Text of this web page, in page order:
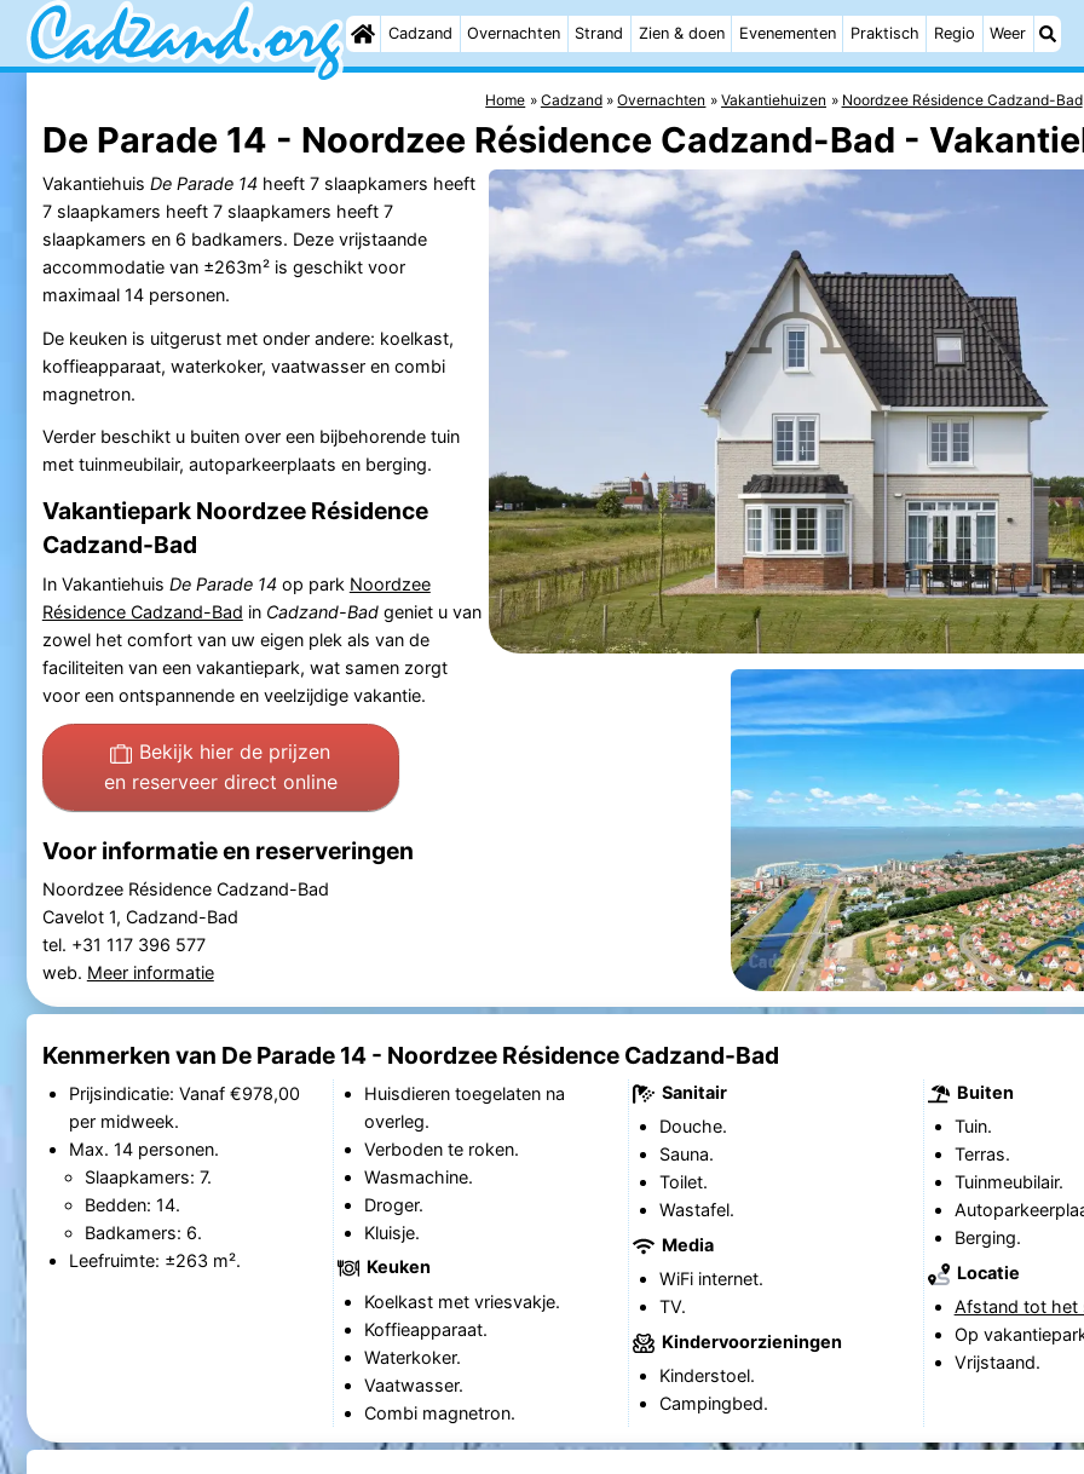
Cadzand Overnachten Strand Zien & doen Evenementen Praktisch Regio Weer
Home Cadzand Overnachten Vakantiehuizen Noordzee Résidence Cadzand-Bad
De Parade 14 - Noordzee Résidence Cadzand-Bad -
Vakantiehuis De Parade 14heeft 7 slaapkamers heeft
7 slaapkamers heeft 7 slaapkamers heeft 7
slaapkamers en 6 badkamers. Deze vrijstaande
accommodatie van ±263m² is geschikt voor
maximaal 14 personen.
De keuken is uitgerust met onder andere: koelkast,
koffieapparaat, waterkoker, vaatwasser en combi
magnetron.
Verder beschikt u buiten over een bijbehorende tuin
met tuinmeubilair, autoparkeerplaats en berging.
Vakantiepark Noordzee Résidence
Cadzand-Bad
In Vakantiehuis De Parade 14op park Noordzee
Résidence Cadzand-Bad in Cadzand-Badgeniet u van
zowel het comfort van uw eigen plek als van de
faciliteiten van een vakantiepark, wat samen zorgt
voor een ontspannende en veelzijdige vakantie.
Bekijk hier de prijzen
en reserveer direct online
Voor informatie en reserveringen
Noordzee Résidence Cadzand-Bad
Cavelot 1, Cadzand-Bad
tel. +31 117 396 577
web. Meer informatie
Kenmerken van De Parade 14 - Noordzee Résidence Cadzand-Bad
Prijsindicatie: Vanaf €978,00
per midweek.
Max. 14 personen.
Slaapkamers: 7.
Bedden: 14.
Badkamers: 6.
Leefruimte: ±263 m².
Huisdieren toegelaten na
overleg.
Verboden te roken.
Wasmachine.
Droger.
Kluisje.
Keuken
Koelkast met vriesvakje.
Koffieapparaat.
Waterkoker.
Vaatwasser.
Combi magnetron.
Sanitair
Douche.
Sauna.
Toilet.
Wastafel.
Media
WiFi internet.
TV.
Kindervoorzieningen
Kinderstoel.
Campingbed.
Buiten
Tuin.
Terras.
Tuinmeubilair.
Berging.
Locatie
Afstand tot het
Op
Vrijstaand.